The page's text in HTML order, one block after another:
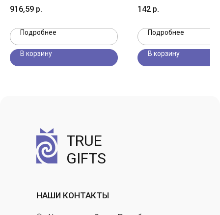
916,59 р.
Подробнее
В корзину
142 р.
Подробнее
В корзину
TRUE
GIFTS
НАШИ КОНТАКТЫ